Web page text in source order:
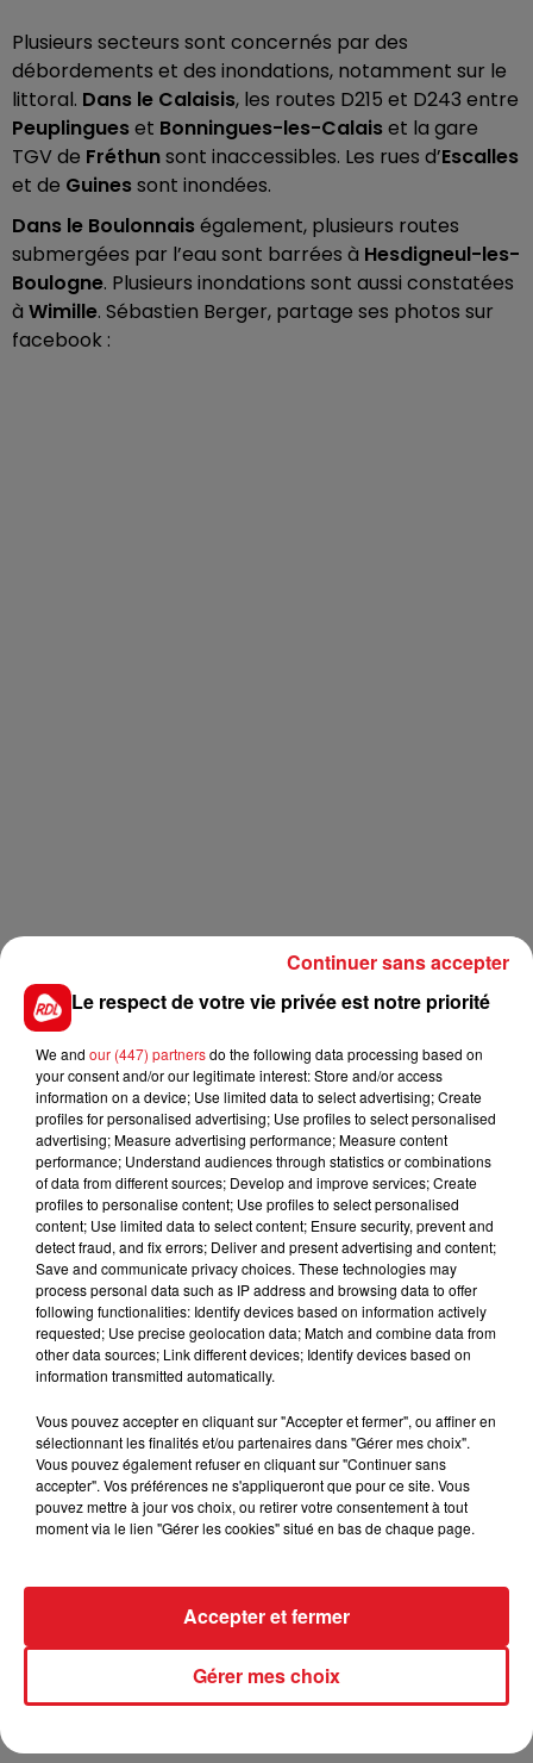
Plusieurs secteurs sont concernés par des
débordements et des inondations, notamment sur le
littoral. Dans le Calaisis, les routes D215 et D243 entre
Peuplingueset Bonningues-les-Calaiset la gare
TGV de Fréthunsont inaccessibles. Les rues d’Escalles
et de Guinessont inondées.
Dans le Boulonnaiségalement, plusieurs routes
submergées par l’eau sont barrées à Hesdigneul-les-
Boulogne. Plusieurs inondations sont aussi constatées
à Wimille. Sébastien Berger, partage ses photos sur
facebook :
SelonLa Voix du Nord, l’eau a pénétré dans certaines
habitations de la rue. Cinq studios et les cuisines de
l’établissement public départemental d’urgence
(EPDAHAA) sont inondés. Le personnel ainsi que les
occupants de la structure vont être transférés vers la
structure située à Wierre-Effroy.
circulation est réduite à une seule voie dans chaque
sens sur les viaducs de Quéhen, Herquelingue et
Echinghen, pour une durée indéterminée, en raison de
rafales de vent supérieures à 90 km/h.
appelle à la plus grande prudence et dispense
quelques conseils :
- Ne pas descendre pas dans les sous-sols
- Se mettre à l’abri
Le respect de votre vie privée est notre priorité
We and our (447) partnersdo the following data processing based on
your consent and/or our legitimate interest: Store and/or access
information on a device; Use limited data to select advertising; Create
profiles for personalised advertising; Use profiles to select personalised
advertising; Measure advertising performance; Measure content
performance; Understand audiences through statistics or combinations
of data from different sources; Develop and improve services; Create
profiles to personalise content; Use profiles to select personalised
content; Use limited data to select content; Ensure security, prevent and
detect fraud, and fix errors; Deliver and present advertising and content;
Save and communicate privacy choices. These technologies may
process personal data such as IP address and browsing data to offer
following functionalities: Identify devices based on information actively
requested; Use precise geolocation data; Match and combine data from
other data sources; Link different devices; Identify devices based on
information transmitted automatically.
Vous pouvez accepter en cliquant sur "Accepter et fermer", ou affiner en
sélectionnant les finalités et/ou partenaires dans "Gérer mes choix".
Vous pouvez également refuser en cliquant sur "Continuer sans
accepter". Vos préférences ne s'appliqueront que pour ce site. Vous
pouvez mettre à jour vos choix, ou retirer votre consentement à tout
moment via le lien "Gérer les cookies" situé en bas de chaque page.
Gérer mes choix
Accepter et fermer
Continuer sans accepter